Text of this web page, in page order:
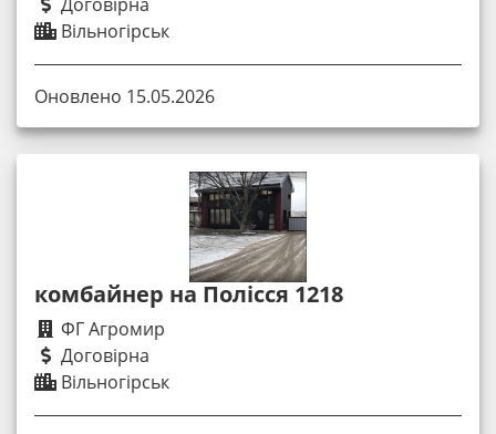
Вільногірськ
Оновлено 15.05.2026
комбайнер на Полісся 1218
ФГ Агромир
Договірна
Вільногірськ